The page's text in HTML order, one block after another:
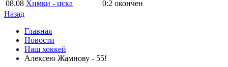
08.08 Химки - цска 0:2 окончен
Назад
Главная
Новости
Наш хоккей
Алексею Жамнову - 55!